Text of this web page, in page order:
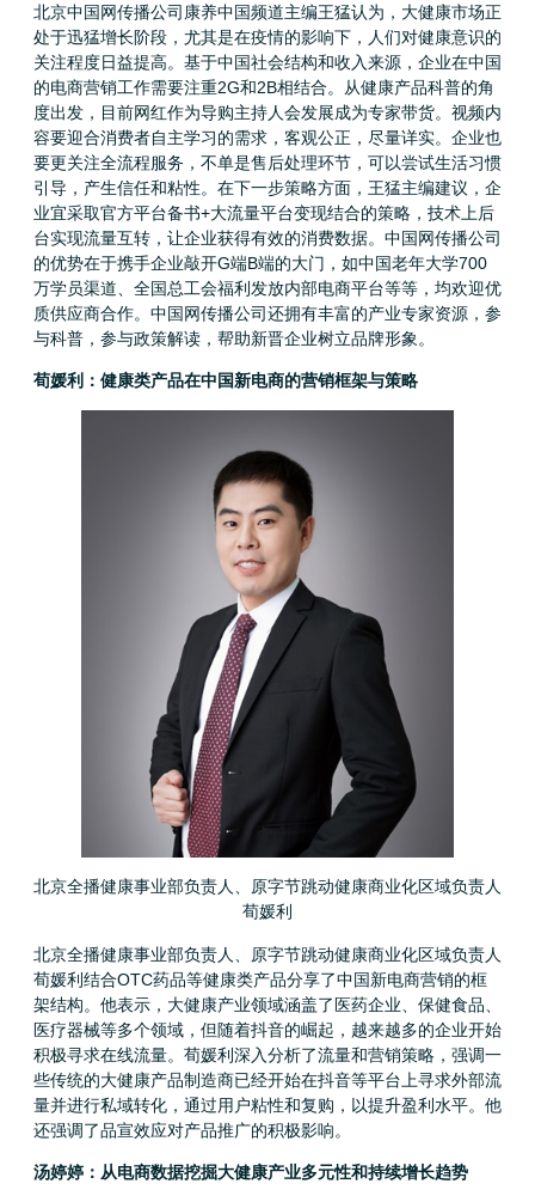
北京中国网传播公司康养中国频道主编王猛认为，大健康市场正
处于迅猛增长阶段，尤其是在疫情的影响下，人们对健康意识的
关注程度日益提高。基于中国社会结构和收入来源，企业在中国
的电商营销工作需要注重2G和2B相结合。从健康产品科普的角
度出发，目前网红作为导购主持人会发展成为专家带货。视频内
容要迎合消费者自主学习的需求，客观公正，尽量详实。企业也
要更关注全流程服务，不单是售后处理环节，可以尝试生活习惯
引导，产生信任和粘性。在下一步策略方面，王猛主编建议，企
业宜采取官方平台备书+大流量平台变现结合的策略，技术上后
台实现流量互转，让企业获得有效的消费数据。中国网传播公司
的优势在于携手企业敲开G端B端的大门，如中国老年大学700
万学员渠道、全国总工会福利发放内部电商平台等等，均欢迎优
质供应商合作。中国网传播公司还拥有丰富的产业专家资源，参
与科普，参与政策解读，帮助新晋企业树立品牌形象。
荀媛利：健康类产品在中国新电商的营销框架与策略
北京全播健康事业部负责人、原字节跳动健康商业化区域负责人
荀媛利
北京全播健康事业部负责人、原字节跳动健康商业化区域负责人
荀媛利结合OTC药品等健康类产品分享了中国新电商营销的框
架结构。他表示，大健康产业领域涵盖了医药企业、保健食品、
医疗器械等多个领域，但随着抖音的崛起，越来越多的企业开始
积极寻求在线流量。荀媛利深入分析了流量和营销策略，强调一
些传统的大健康产品制造商已经开始在抖音等平台上寻求外部流
量并进行私域转化，通过用户粘性和复购，以提升盈利水平。他
还强调了品宣效应对产品推广的积极影响。
汤婷婷：从电商数据挖掘大健康产业多元性和持续增长趋势